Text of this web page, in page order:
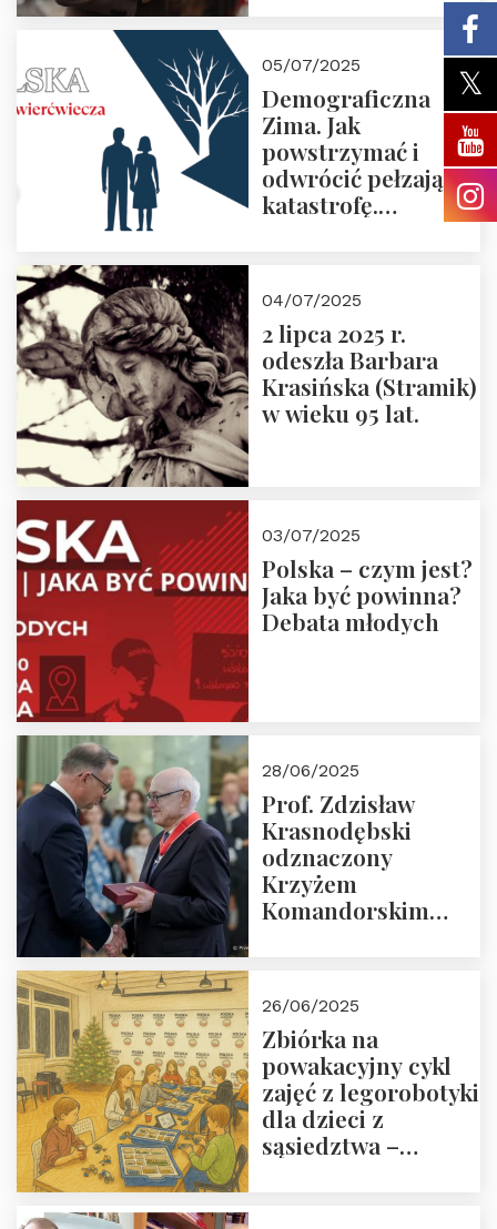
05/07/2025
Demograficzna
Zima. Jak
powstrzymać i
odwrócić pełzającą
katastrofę.
Nowego
Ćwierćwiecza”
04/07/2025
2 lipca 2025 r.
odeszła Barbara
Krasińska (Stramik)
w wieku 95 lat.
03/07/2025
Polska – czym jest?
Jaka być powinna?
Debata młodych
28/06/2025
Prof. Zdzisław
Krasnodębski
odznaczony
Krzyżem
Komandorskim
26/06/2025
Zbiórka na
powakacyjny cykl
zajęć z legorobotyki
dla dzieci z
sąsiedztwa –